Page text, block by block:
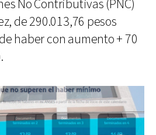
No Contributivas (PNC)
de 290.013,76 pesos
haber con aumento + 70